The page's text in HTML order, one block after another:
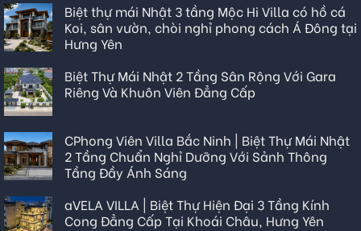
Biệt thự mái Nhật 3 tầng Mộc Hi Villa có hồ cá
Koi, sân vườn, chòi nghỉ phong cách Á Đông tại
Hưng Yên
Biệt Thự Mái Nhật 2 Tầng Sân Rộng Với Gara
Riêng Và Khuôn Viên Đẳng Cấp
CPhong Viên Villa Bắc Ninh | Biệt Thự Mái Nhật
2 Tầng Chuẩn Nghỉ Dưỡng Với Sảnh Thông
Tầng Đầy Ánh Sáng
aVELA VILLA | Biệt Thự Hiện Đại 3 Tầng Kính
Cong Đẳng Cấp Tại Khoái Châu, Hưng Yên